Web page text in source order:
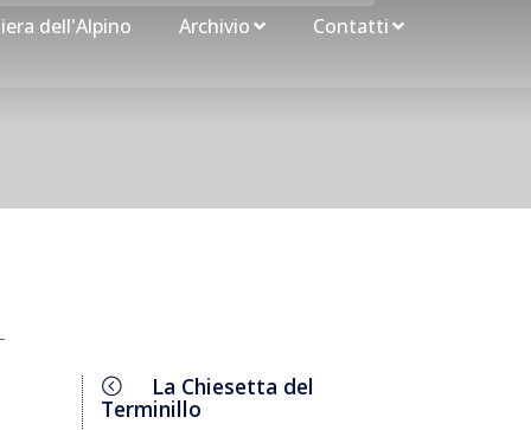
dell'Alpino Archivio Contatti
La Chiesetta del
Terminillo